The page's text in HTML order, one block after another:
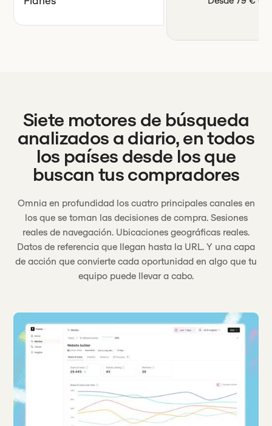
Siete motores de búsqueda
analizados a diario, en todos
los países desde los que
buscan tus compradores
Omnia en profundidad los cuatro principales canales en
los que se toman las decisiones de compra. Sesiones
reales de navegación. Ubicaciones geográficas reales.
Datos de referencia que llegan hasta la URL. Y una capa
de acción que convierte cada oportunidad en algo que tu
equipo puede llevar a cabo.